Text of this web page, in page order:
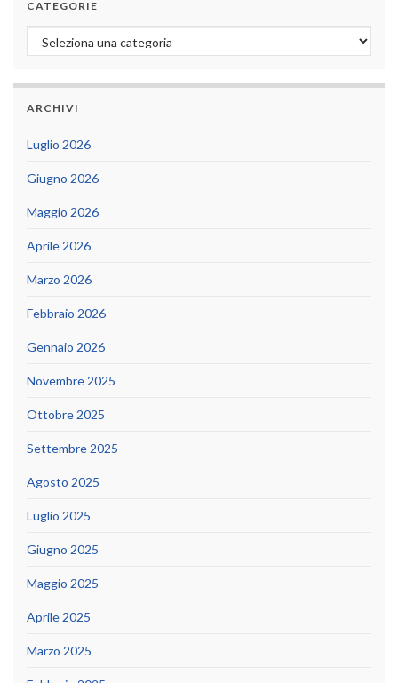
CATEGORIE
Categorie
ARCHIVI
Luglio 2026
Giugno 2026
Maggio 2026
Aprile 2026
Marzo 2026
Febbraio 2026
Gennaio 2026
Novembre 2025
Ottobre 2025
Settembre 2025
Agosto 2025
Luglio 2025
Giugno 2025
Maggio 2025
Aprile 2025
Marzo 2025